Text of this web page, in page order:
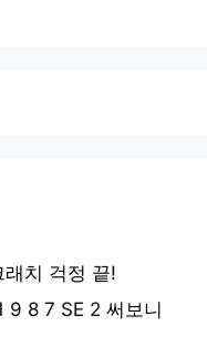
치 걱정 끝!
9 8 7 SE 2 써보니